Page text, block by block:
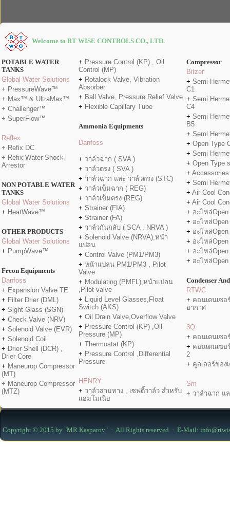
POTABLE WATER
TANKS
Global Water Solutions
+ PressureWave™
+ Max™ & UltraMax™
+ Challenger™
+ SuperFlow™
Reflex
+ Refix DC
+ Refix Water Shock
Arrestor
NON POTABLE WATER
TANKS
Global Water Solutions
+ HeatWave™
OTHER PRODUCTS
Global Water Solutions
+ PumpWave™
Freon Equipments
Danfoss
+ Expansion Valve TE
+ Filter Drier (DML)
+ Sight Glass (SGN)
+ Check Valve (NRV)
+ Solenoid Valve (EVR)
+ Solenoid Coil
+ Drier Shell (DCR) ,
Drier Core
+ Maneurop Compressor
(MT)
+ Maneurop Compressor
(MTZ)
+ Pressure Control (KP) , Oil
Control (MP)
+ Rotalock Valve, Vibration
Absorber
+ Ball Valve, Pressure Relief Valve
+ Flexible Capillary Tube
Ammonia Equipments
Danfoss
+ วาล์วฉาก ( SVA )
+ วาล์วตรง ( SVA )
+ วาล์วฉาก และ วาล์วตรง (STC)
+ วาล์วเข็มฉาก ( REG)
+ วาล์วเข็มตรง (REG)
+ Strainer (FIA)
+ Strainer (FA)
+ วาล์วกันกลับ ( SCA , NRVA )
+ Solenoid Valve (NRVA),หน้า
แปลน
+ Control Valve (PM1/PM3)
+ หน้าแปลน PM1/PM3 , Pilot
Valve
+ Modulating (PMFL),หน้าแปลน
,Pilot valve
+ Liquid Level Glasses,Float
Switch (AKS)
+ Oil Drain Valve,Overflow Valve
+ Pressure Control (KP) ,Oil
Pressure (MP)
+ Thermostat (KP)
+ Pressure Control ,Differential
Pressure
HENRY
+ วาล์วสามทาง , เซฟตี้วาล์ว สำหรับ
แอมโมเนีย
Compressor
Bitzer
+ Semi
C1
+ Semi
C4
+ Semi
B5
+ Semi
+ Open Type
+ Semi
+ Open Type
+
+ Semi
+ Air Cool
+ Air Cool
+ อะไหล่Open
+ อะไหล่Open
+ อะไหล่Open
+ อะไหล่Open
+ อะไหล่Open
+ อะไหล่Open
Condenser
RTWC
+ คอนเดนเซ
อากาศ
3Q
+ คอนเดนเซ
+ คอนเดนเซ
2
+ คูลเลอร์ของ
Sm
+ วาล์วฉาก แ
Copyright © 2015 by "MR.Kasparov" · All Rights reserved · E-Mail:
Welcome to RT WISE CONTROLS CO., LTD.